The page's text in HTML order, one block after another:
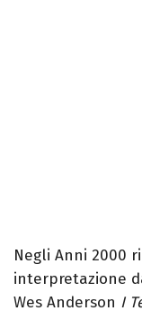
Negli Anni 2000
interpretazione
Wes Anderson I